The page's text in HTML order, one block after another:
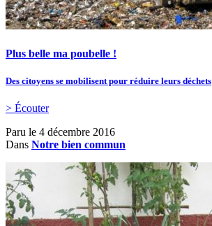
Plus belle ma poubelle !
Des citoyens se mobilisent pour réduire leurs déchets
> Écouter
Paru le 4 décembre 2016
Dans Notre bien commun